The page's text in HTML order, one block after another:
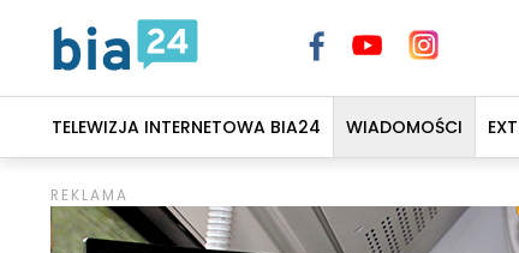
TELEWIZJA INTERNETOWA BIA24 WIADOMOŚCI